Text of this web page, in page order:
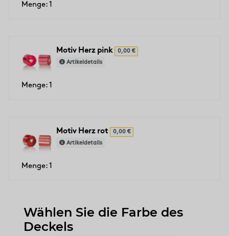
Menge: 1
Motiv Herz pink 0,00 €
Artikeldetails
Menge: 1
Motiv Herz rot 0,00 €
Artikeldetails
Menge: 1
Wählen Sie die Farbe des
Deckels